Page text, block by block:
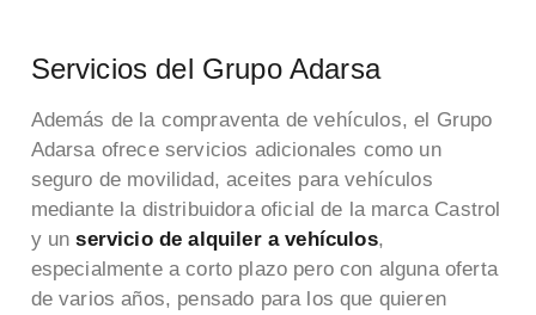
Servicios del Grupo Adarsa
Además de la compraventa de vehículos, el Grupo
Adarsa ofrece servicios adicionales como un
seguro de movilidad, aceites para vehículos
mediante la distribuidora oficial de la marca Castrol
y unservicio de alquiler a vehículos,
especialmente a corto plazo pero con alguna oferta
de varios años, pensado para los que quieren